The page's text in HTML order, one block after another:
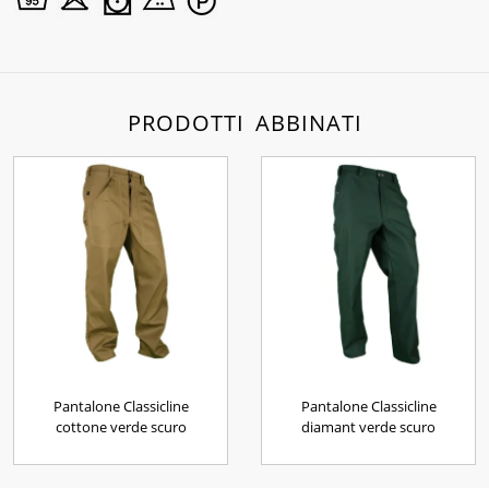
PRODOTTI ABBINATI
Pantalone Classicline
cottone verde scuro
Pantalone Classicline
diamant verde scuro